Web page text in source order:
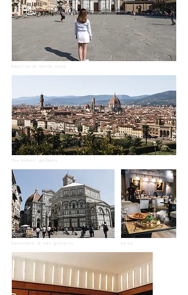
basilica di santa croce
the boboli gardens
battistero di san giovanni za-za